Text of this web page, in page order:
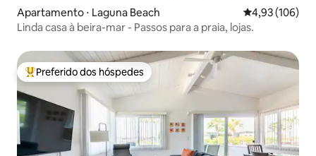
Apartamento ⋅ Laguna Beach 4,93 de uma
4,93 (106)
Linda casa à beira-mar - Passos para a praia, lojas.
Entre os melhores preferidos dos hóspedes
Preferido dos hóspedes